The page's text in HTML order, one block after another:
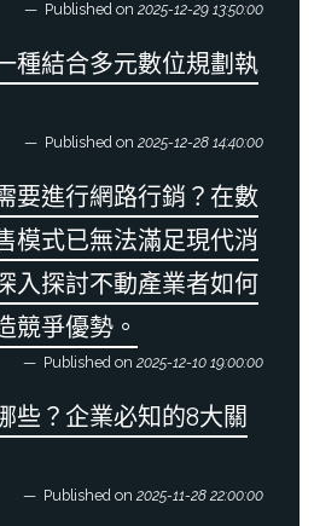
Published on 2025-12-29 13:50:00
種結合多元數位規劃執
Published on 2025-12-28 14:40:00
要進行網路行銷？在數
模式已無法滿足現代消
入探討不動產業者如何
競爭優勢。
Published on 2025-12-10 19:00:00
些？企業必知的8大關
Published on 2025-11-28 22:00:00